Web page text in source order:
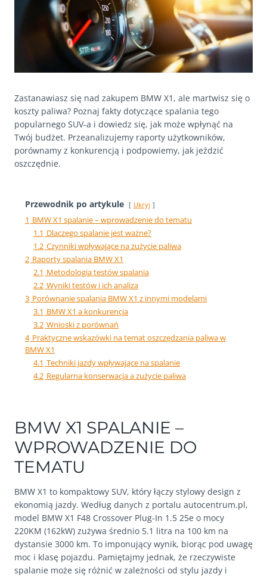
Zastanawiasz się nad zakupem BMW X1, ale martwisz się o
koszty paliwa? Poznaj fakty dotyczące spalania tego
popularnego SUV-a i dowiedz się, jak może wpłynąć na
Twój budżet. Przeanalizujemy raporty użytkowników,
porównamy z konkurencją i podpowiemy, jak jeździć
oszczędnie.
Przewodnik po artykule Ukryj
1 BMW X1 spalanie – wprowadzenie do tematu
1.1 Dlaczego spalanie jest ważne?
1.2 Czynniki wpływające na zużycie paliwa
2 Raporty spalania BMW X1
2.1 Metodologia testów spalania
2.2 Wyniki testów i ich analiza
3 Porównanie spalania BMW X1 z innymi modelami
3.1 BMW X1 a konkurencja
3.2 Wnioski z porównań
4 Praktyczne wskazówki na temat oszczędzania paliwa w
BMW X1
4.1 Techniki jazdy wpływające na spalanie
4.2 Regularna konserwacja a zużycie paliwa
BMW X1 SPALANIE –
WPROWADZENIE DO
TEMATU
BMW X1 to kompaktowy SUV, który łączy stylowy design z
ekonomią jazdy. Według danych z portalu autocentrum.pl,
model BMW X1 F48 Crossover Plug-In 1.5 25e o mocy
220KM (162kW) zużywa średnio 5.1 litra na 100 km na
dystansie 3000 km. To imponujący wynik, biorąc pod uwagę
moc i klasę pojazdu. Pamiętajmy jednak, że rzeczywiste
spalanie może się różnić w zależności od stylu jazdy i